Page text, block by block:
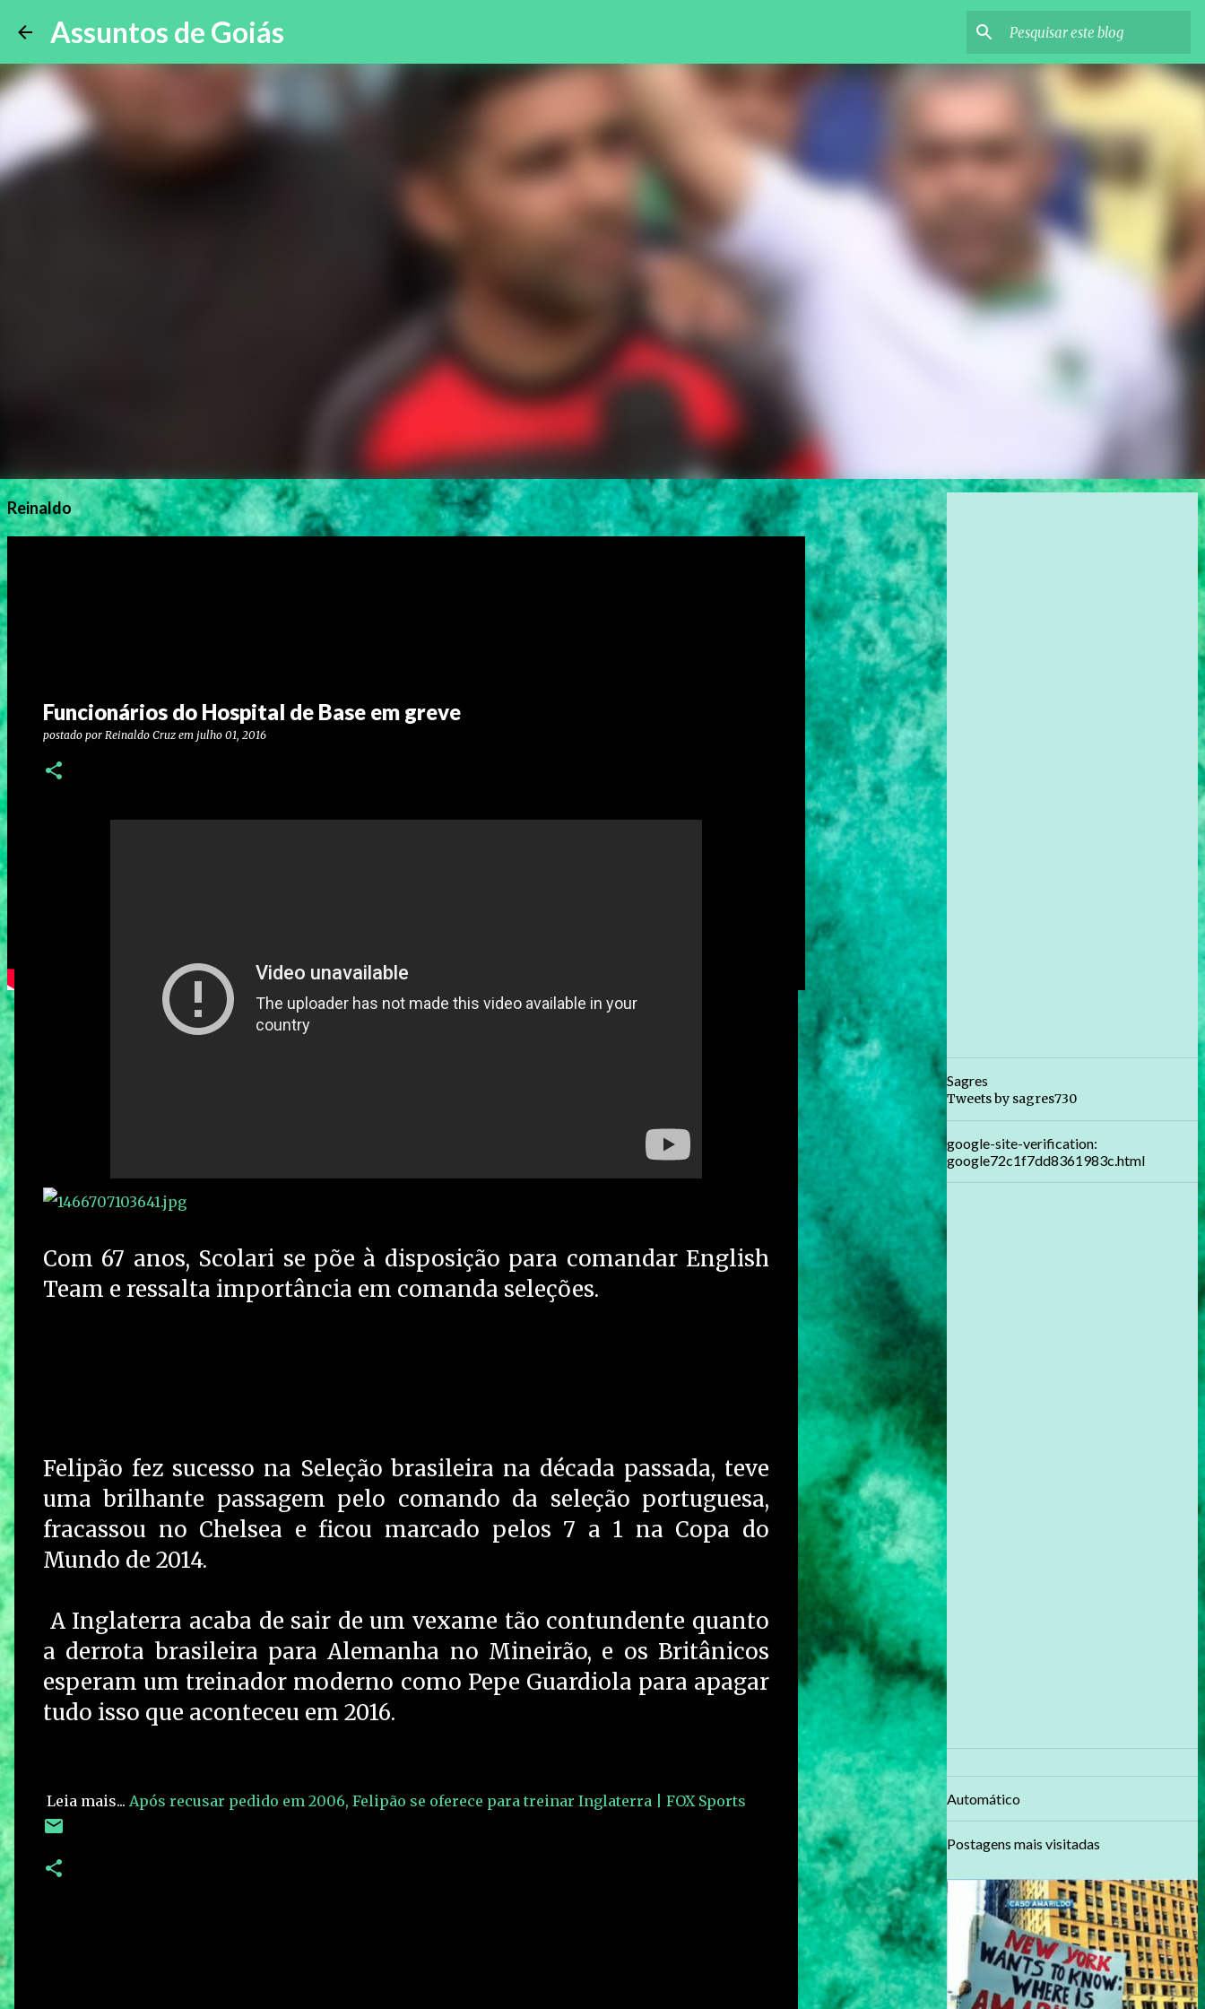
Assuntos de Goiás
Reinaldo
Funcionários do Hospital de Base em greve
postado por Reinaldo Cruz em julho 01, 2016
Com 67 anos, Scolari se põe à disposição para comandar English
Team e ressalta importância em comanda seleções.
Felipão fez sucesso na Seleção brasileira na década passada, teve
uma brilhante passagem pelo comando da seleção portuguesa,
fracassou no Chelsea e ficou marcado pelos 7 a 1 na Copa do
Mundo de 2014.
A Inglaterra acaba de sair de um vexame tão contundente quanto
a derrota brasileira para Alemanha no Mineirão, e os Britânicos
esperam um treinador moderno como Pepe Guardiola para apagar
tudo isso que aconteceu em 2016.
Leia mais... Após recusar pedido em 2006, Felipão se oferece para treinar Inglaterra | FOX Sports
Sagres
Tweets by sagres730
google-site-verification:
google72c1f7dd8361983c.html
Automático
Postagens mais visitadas